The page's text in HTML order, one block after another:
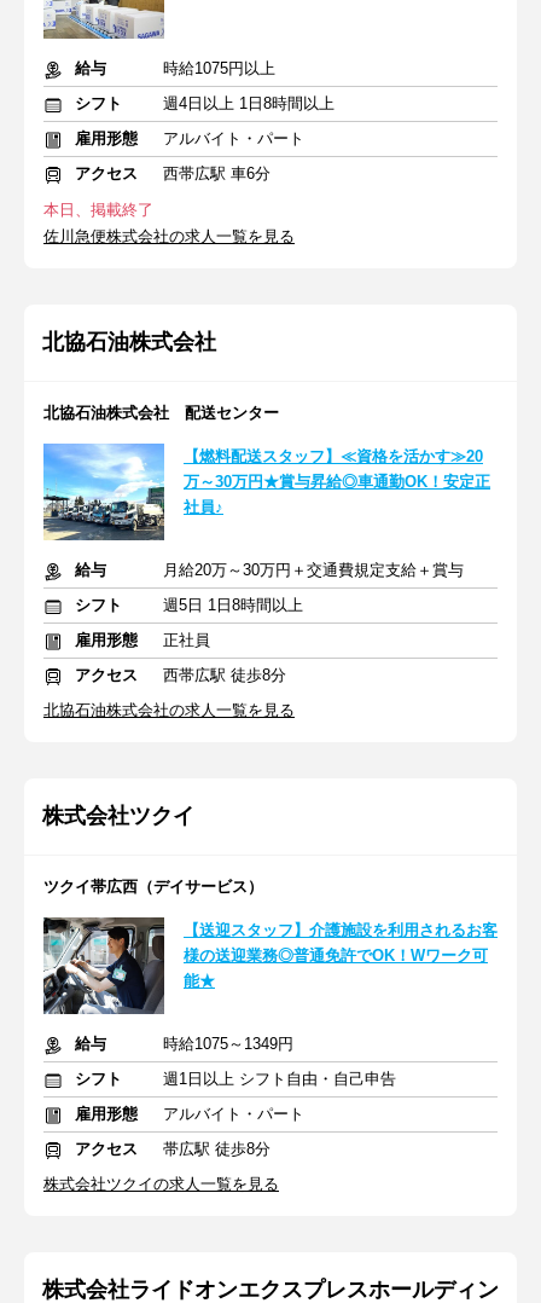
給与
時給1075円以上
シフト
週4日以上 1日8時間以上
雇用形態
アルバイト・パート
アクセス
西帯広駅 車6分
本日、掲載終了
佐川急便株式会社の求人一覧を見る
北協石油株式会社
北協石油株式会社 配送センター
【燃料配送スタッフ】≪資格を活かす≫20
万～30万円★賞与昇給◎車通勤OK！安定正
社員♪
給与
月給20万～30万円＋交通費規定支給＋賞与
シフト
週5日 1日8時間以上
雇用形態
正社員
アクセス
西帯広駅 徒歩8分
北協石油株式会社の求人一覧を見る
株式会社ツクイ
ツクイ帯広西（デイサービス）
【送迎スタッフ】介護施設を利用されるお客
様の送迎業務◎普通免許でOK！Wワーク可
能★
給与
時給1075～1349円
シフト
週1日以上 シフト自由・自己申告
雇用形態
アルバイト・パート
アクセス
帯広駅 徒歩8分
株式会社ツクイの求人一覧を見る
株式会社ライドオンエクスプレスホールディン